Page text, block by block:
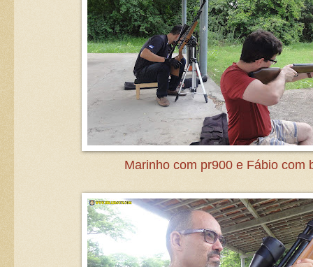
Marinho com pr900 e Fábio com